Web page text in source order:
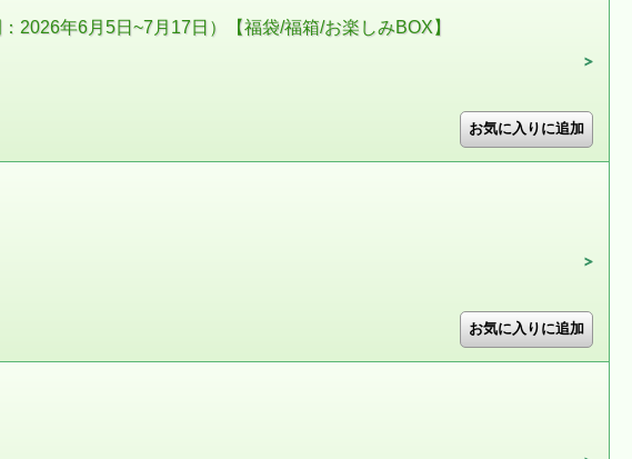
年6月5日~7月17日）【福袋/福箱/お楽しみBOX】